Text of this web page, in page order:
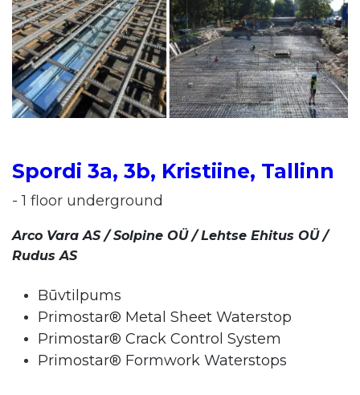
Spordi 3a, 3b, Kristiine, Tallinn
- 1 floor underground
Arco Vara AS /Solpine OÜ / Lehtse Ehitus OÜ /
Rudus AS
Būvtilpums
Primostar® Metal Sheet Waterstop
Primostar® Crack Control System
Primostar® Formwork Waterstops